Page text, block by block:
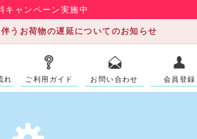
キャンペーン実施中
うお荷物の遅延についてのお知らせ
れ ご利用ガイド お問い合わせ 会員登録